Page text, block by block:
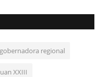
regional
XXIII